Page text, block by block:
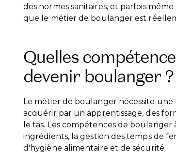
des normes sanitaires, et parfois
que le métier de boulanger est
Quelles
devenir boulanger ?
Le métier de boulanger nécessite
acquérir par un apprentissage, des
le tas. Les compétences de
ingrédients, la gestion des temps de
d'hygiène alimentaire et de sécurité.